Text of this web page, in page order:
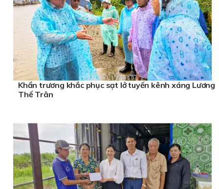
Khẩn trương khắc phục sạt lở tuyến kênh xáng Lương
Thế Trân